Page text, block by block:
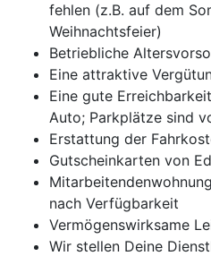
fehlen (z.B. auf dem
Weihnachtsfeier)
Betriebliche
Eine attraktive
Eine gute
Auto; Parkplätze sind
Erstattung der
Gutscheinkarten von
nach Verfügbarkeit
Vermögenswirksame
Wir stellen Deine